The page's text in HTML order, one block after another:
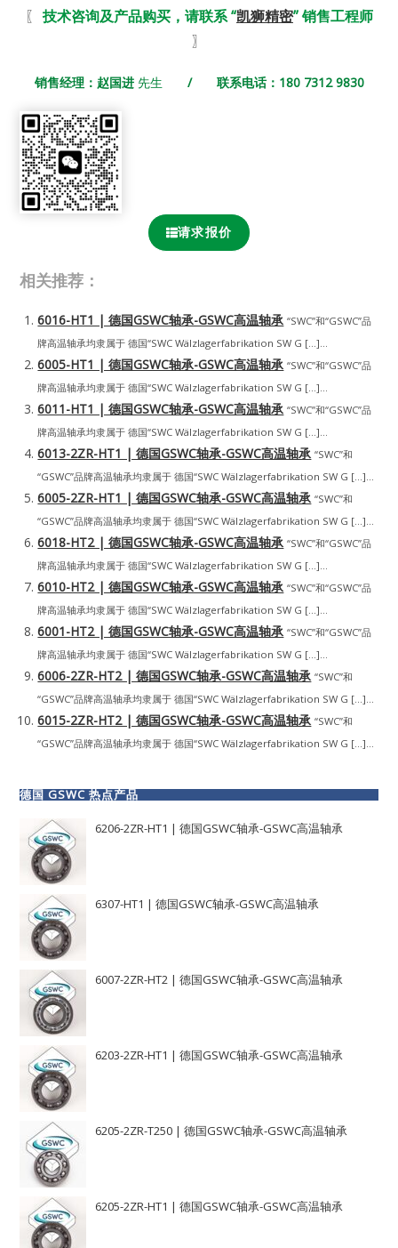
〖 技术咨询及产品购买，请联系 “凯狮精密” 销售工程师
〗
销售经理：赵国进 先生 / 联系电话：180 7312 9830
请求报价
相关推荐：
6016-HT1 | 德国GSWC轴承-GSWC高温轴承 “SWC”和“GSWC”品
牌高温轴承均隶属于 德国“SWC Wälzlagerfabrikation SW G […]...
6005-HT1 | 德国GSWC轴承-GSWC高温轴承 “SWC”和“GSWC”品
牌高温轴承均隶属于 德国“SWC Wälzlagerfabrikation SW G […]...
6011-HT1 | 德国GSWC轴承-GSWC高温轴承 “SWC”和“GSWC”品
牌高温轴承均隶属于 德国“SWC Wälzlagerfabrikation SW G […]...
6013-2ZR-HT1 | 德国GSWC轴承-GSWC高温轴承 “SWC”和
“GSWC”品牌高温轴承均隶属于 德国“SWC Wälzlagerfabrikation SW G […]...
6005-2ZR-HT1 | 德国GSWC轴承-GSWC高温轴承 “SWC”和
“GSWC”品牌高温轴承均隶属于 德国“SWC Wälzlagerfabrikation SW G […]...
6018-HT2 | 德国GSWC轴承-GSWC高温轴承 “SWC”和“GSWC”品
牌高温轴承均隶属于 德国“SWC Wälzlagerfabrikation SW G […]...
6010-HT2 | 德国GSWC轴承-GSWC高温轴承 “SWC”和“GSWC”品
牌高温轴承均隶属于 德国“SWC Wälzlagerfabrikation SW G […]...
6001-HT2 | 德国GSWC轴承-GSWC高温轴承 “SWC”和“GSWC”品
牌高温轴承均隶属于 德国“SWC Wälzlagerfabrikation SW G […]...
6006-2ZR-HT2 | 德国GSWC轴承-GSWC高温轴承 “SWC”和
“GSWC”品牌高温轴承均隶属于 德国“SWC Wälzlagerfabrikation SW G […]...
6015-2ZR-HT2 | 德国GSWC轴承-GSWC高温轴承 “SWC”和
“GSWC”品牌高温轴承均隶属于 德国“SWC Wälzlagerfabrikation SW G […]...
德国 GSWC 热点产品
6206-2ZR-HT1 | 德国GSWC轴承-GSWC高温轴承
6307-HT1 | 德国GSWC轴承-GSWC高温轴承
6007-2ZR-HT2 | 德国GSWC轴承-GSWC高温轴承
6203-2ZR-HT1 | 德国GSWC轴承-GSWC高温轴承
6205-2ZR-T250 | 德国GSWC轴承-GSWC高温轴承
6205-2ZR-HT1 | 德国GSWC轴承-GSWC高温轴承